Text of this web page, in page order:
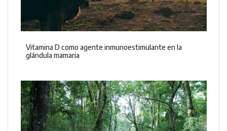
Vitamina D como agente inmunoestimulante en la
glándula mamaria